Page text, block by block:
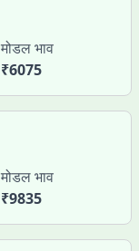
मोडल भाव
₹6075
मोडल भाव
₹9835